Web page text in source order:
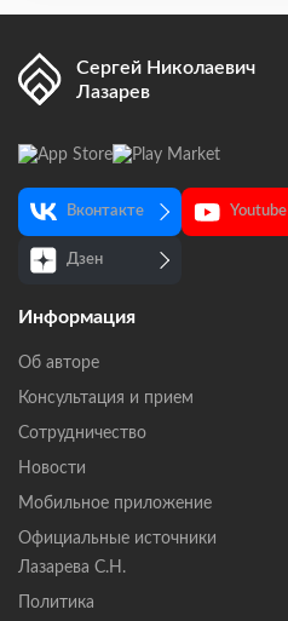
Сергей Николаевич
Лазарев
Вконтакте Youtube
Дзен
Информация
Об авторе
Консультация и прием
Сотрудничество
Новости
Мобильное приложение
Официальные источники
Лазарева С.Н.
Политика